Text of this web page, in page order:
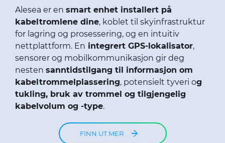
Alesea er en smart enhet installert på
kabeltromlene dine, koblet til skyinfrastruktur
for lagring og prosessering, og en intuitiv
nettplattform. En integrert GPS-lokalisator,
sensorer og mobilkommunikasjon gir deg
nesten sanntidstilgang til informasjon om
kabeltrommelplassering, potensielt tyveri og
tukling, bruk av trommel og tilgjengelig
kabelvolum og -type.
FINN UT MER